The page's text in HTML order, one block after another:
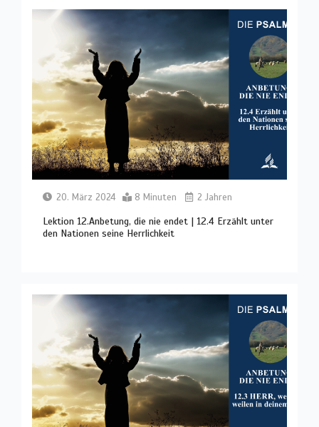
20. März 2024 8 Minuten 2 Jahren
Lektion 12.Anbetung, die nie endet | 12.4 Erzählt unter
den Nationen seine Herrlichkeit